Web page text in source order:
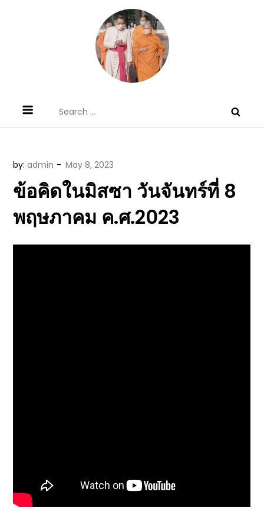
ประทานพระพรแก่พวกท่านท้งหลายเทอญ
for:
by:admin
ข้อคิดในมิสซา วันจันทร์ที่ 8
พฤษภาคม ค.ศ.2023